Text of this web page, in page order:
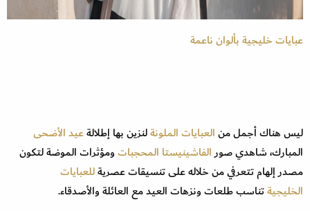
عبايات خليجية بألوان ناعمة
ليس هناك أجمل منالعبايات الملونةلنزين بها إطلالةعيد الأضحى
المبارك، شاهدي صورالفاشينيستا المحجباتومؤثرات الموضة لتكون
مصدر إلهام تتعرفي من خلاله على تنسيقات عصريةللعبايات
الخليجيةتناسب طلعات ونزهات العيد مع العائلة والأصدقاء.